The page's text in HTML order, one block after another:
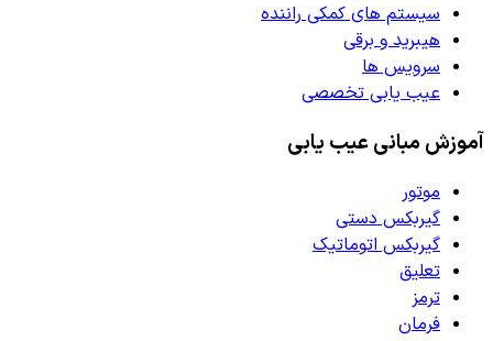
سیستم های کمکی راننده
هیبرید و برقی
سرویس ها
عیب یابی تخصصی
آموزش مبانی عیب یابی
موتور
گیربکس دستی
گیربکس اتوماتیک
تعلیق
ترمز
فرمان